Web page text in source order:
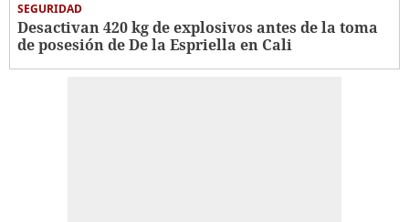
SEGURIDAD
Desactivan 420 kg de explosivos antes de la toma
de posesión de De la Espriella en Cali